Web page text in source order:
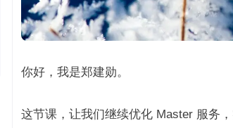
你好，我是郑建勋。
这节课，让我们继续优化 Master 服务